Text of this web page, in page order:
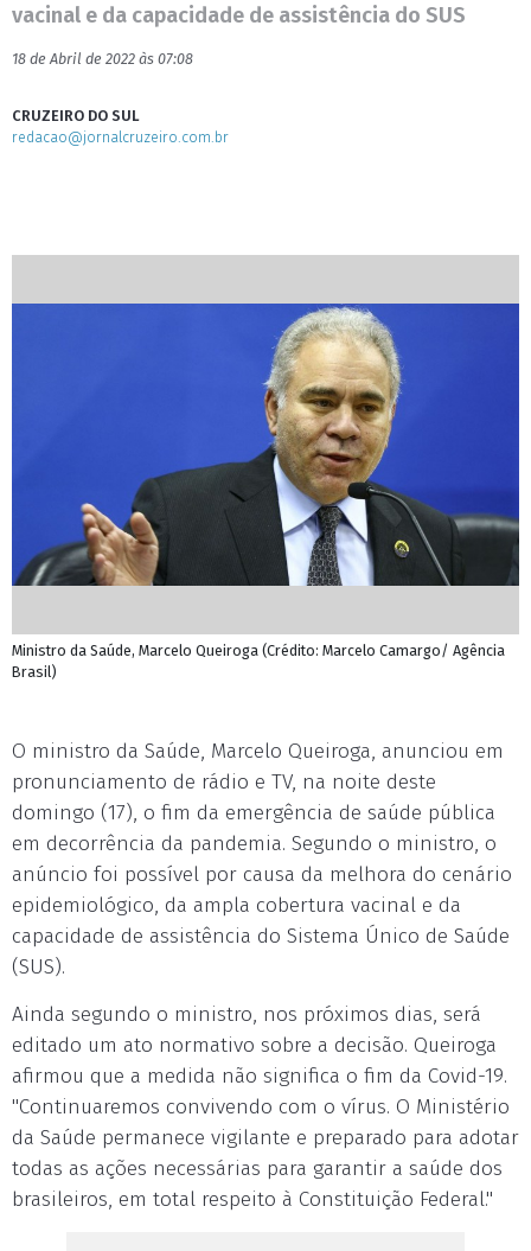
vacinal e da capacidade de assistência do SUS
18 de Abril de 2022 às 07:08
CRUZEIRO DO SUL
redacao@jornalcruzeiro.com.br
Ministro da Saúde, Marcelo Queiroga (Crédito: Marcelo Camargo/ Agência
Brasil)
O ministro da Saúde, Marcelo Queiroga, anunciou em
pronunciamento de rádio e TV, na noite deste
domingo (17), o fim da emergência de saúde pública
em decorrência da pandemia. Segundo o ministro, o
anúncio foi possível por causa da melhora do cenário
epidemiológico, da ampla cobertura vacinal e da
capacidade de assistência do Sistema Único de Saúde
(SUS).
Ainda segundo o ministro, nos próximos dias, será
editado um ato normativo sobre a decisão. Queiroga
afirmou que a medida não significa o fim da Covid-19.
"Continuaremos convivendo com o vírus. O Ministério
da Saúde permanece vigilante e preparado para adotar
todas as ações necessárias para garantir a saúde dos
brasileiros, em total respeito à Constituição Federal."